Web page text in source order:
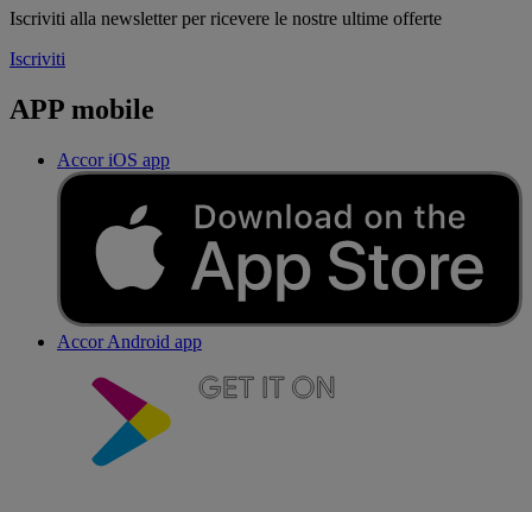
Iscriviti alla newsletter per ricevere le nostre ultime offerte
Iscriviti
APP mobile
Accor iOS app
Accor Android app